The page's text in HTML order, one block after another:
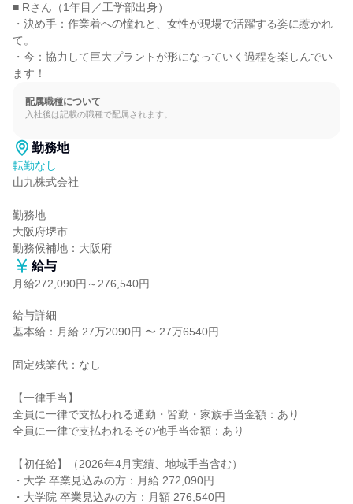
■ Rさん（1年目／工学部出身）
・決め手：作業着への憧れと、女性が現場で活躍する姿に惹かれ
て。
・今：協力して巨大プラントが形になっていく過程を楽しんでい
ます！
配属職種について
入社後は記載の職種で配属されます。
勤務地
転勤なし
山九株式会社
勤務地
大阪府堺市
勤務候補地：大阪府
給与
月給272,090円～276,540円
給与詳細
基本給：月給 27万2090円 〜 27万6540円
固定残業代：なし
【一律手当】
全員に一律で支払われる通勤・皆勤・家族手当金額：あり
全員に一律で支払われるその他手当金額：あり
【初任給】（2026年4月実績、地域手当含む）
・大学 卒業見込みの方：月給 272,090円
・大学院 卒業見込みの方：月額 276,540円